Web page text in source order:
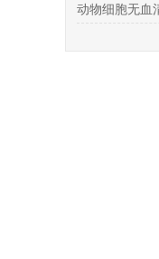
动物细胞无血